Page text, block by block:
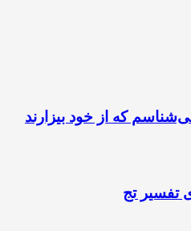
که از خود بیزارند
تفسیر تج